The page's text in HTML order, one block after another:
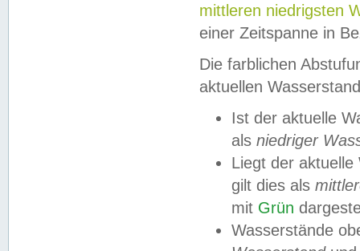
mittleren niedrigsten
einer Zeitspanne in
Die farblichen
aktuellen
Ist der aktuelle
als niedriger
Liegt der
gilt dies als
mit Grün
Wasserstände